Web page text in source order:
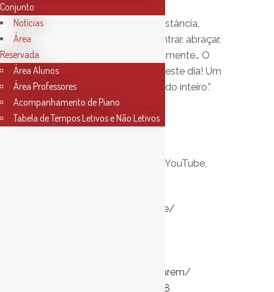
“Do nosso isolamento, à distância,
podemos assim nos encontrar, abraçar,
tocar e dançar juntos novamente… O
nosso singelo contributo neste dia! Um
grande abraço para o mundo inteiro.”
Juan Seller
: YouTube,
https://youtu.be/
ConservatorioMusicaSantarem/
posts/3033353930054898
Conjunto
Notícias
Área
Reservada
Área Alunos
Área Professores
Acompanhamento de Piano
Tabela de Tempos Letivos e Não Letivos